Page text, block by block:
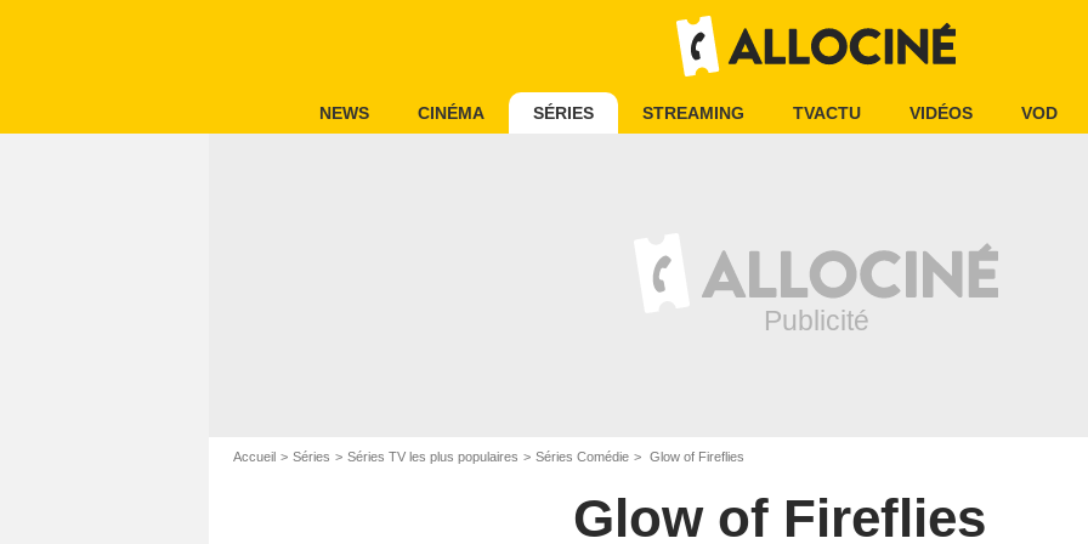
NEWS CINÉMA SÉRIES STREAMING TVACTU VIDÉOS VOD
Accueil Séries Séries TV les plus populaires Séries Comédie Glow of Fireflies
Glow of Fireflies